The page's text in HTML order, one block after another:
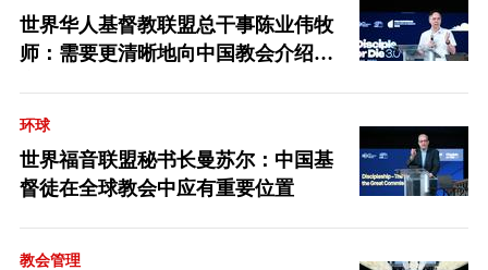
世界华人基督教联盟总干事陈业伟牧
师：需要更清晰地向中国教会介绍福
环球
世界福音联盟秘书长曼苏尔：中国基
督徒在全球教会中应有重要位置
教会管理